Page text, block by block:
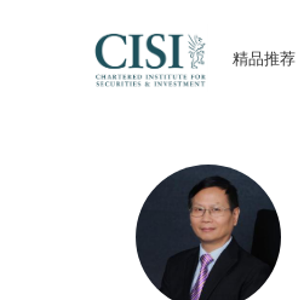
精品推荐